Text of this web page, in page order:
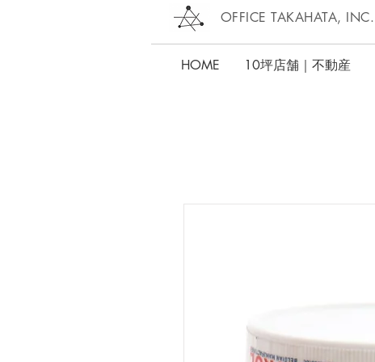
OFFICE TAKAHATA, INC.
HOME 10坪店舗｜不動産